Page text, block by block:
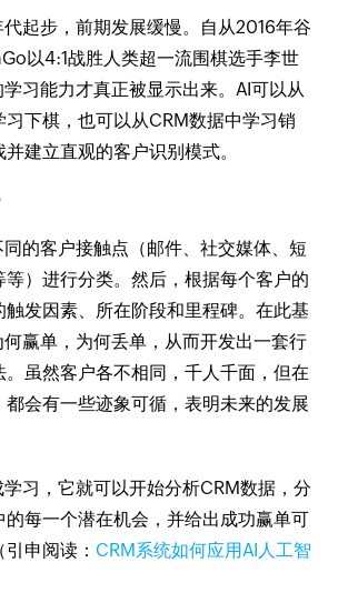
起步，前期发展缓慢。自从2016年谷
以4:1战胜人类超一流围棋选手李世
习能力才真正被显示出来。AI可以从
习下棋，也可以从CRM数据中学习销
建立直观的客户识别模式。
的客户接触点（邮件、社交媒体、短
）进行分类。然后，根据每个客户的
发因素、所在阶段和里程碑。在此基
赢单，为何丢单，从而开发出一套行
。虽然客户各不相同，千人千面，但在
会有一些迹象可循，表明未来的发展
习，它就可以开始分析CRM数据，分
的每一个潜在机会，并给出成功赢单可
申阅读： CRM系统如何应用AI人工智